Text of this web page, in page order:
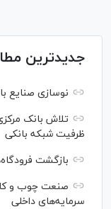
جدیدترین
نوسازی صنایع
تلاش بانک
ظرفیت شبکه بانکی
بازگشت
صنعت چوب و
سرمایه‌های داخلی